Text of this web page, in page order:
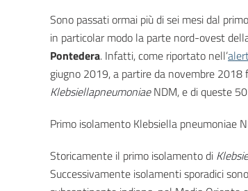
Sono passati ormai più di sei mesi dal
in particolar modo la parte nord-ovest
Pontedera. Infatti, come riportato nell’
giugno 2019, a partire da novembre
KlebsiellapneumoniaeNDM, e di queste
Primo isolamento Klebsiella pneumoniae
Storicamente il primo isolamento di
Successivamente isolamenti sporadici